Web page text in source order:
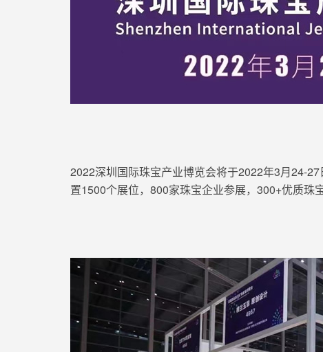
2022深圳国际珠宝产业博览会将于2022年3月24-
置1500个展位，800家珠宝企业参展，300+优质珠